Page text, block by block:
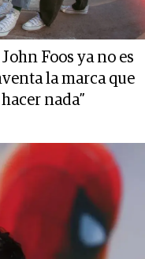
Foos ya no es
la marca que
nada”